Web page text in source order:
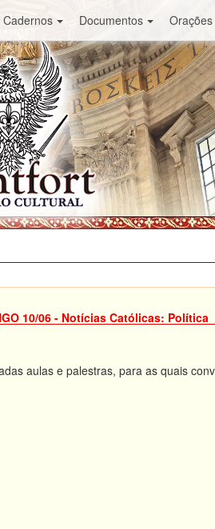
Cadernos Documentos Orações
10/06 - Notícias Católicas: Política
aulas e palestras, para as quais